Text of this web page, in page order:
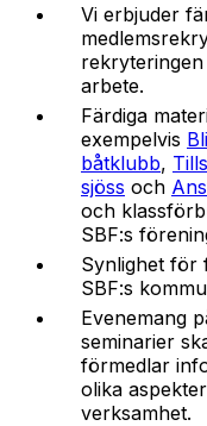
Vi erbjuder
arbete.
Färdiga
exempelvis
båtklubb,
sjöss och
och
SBF:s
Synlighet för
SBF:s
Evenemang
seminarier
förmedlar
olika
verksamhet.